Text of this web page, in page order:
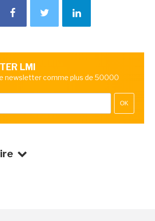
LMI
newsletter comme plus de 50000
OK